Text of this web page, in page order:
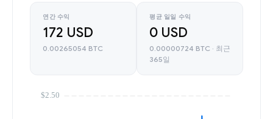
연간 수익
172 USD
0.00265054 BTC
평균 일일 수익
0 USD
0.00000724 BTC · 최근
365일